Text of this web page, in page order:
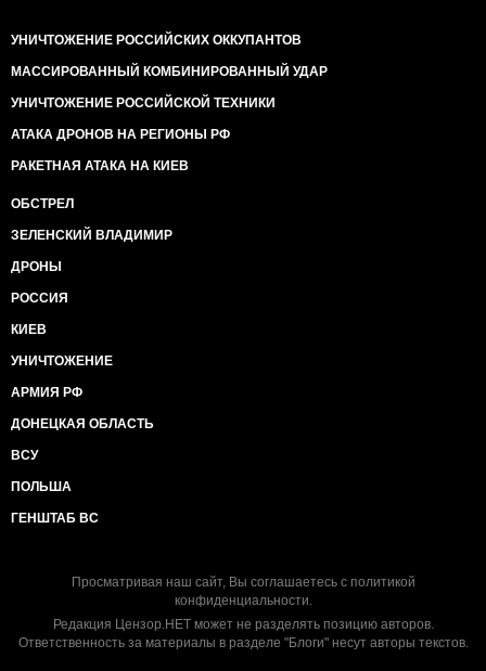
УНИЧТОЖЕНИЕ РОССИЙСКИХ ОККУПАНТОВ
МАССИРОВАННЫЙ КОМБИНИРОВАННЫЙ УДАР
УНИЧТОЖЕНИЕ РОССИЙСКОЙ ТЕХНИКИ
АТАКА ДРОНОВ НА РЕГИОНЫ РФ
РАКЕТНАЯ АТАКА НА КИЕВ
ОБСТРЕЛ
ЗЕЛЕНСКИЙ ВЛАДИМИР
ДРОНЫ
РОССИЯ
КИЕВ
УНИЧТОЖЕНИЕ
АРМИЯ РФ
ДОНЕЦКАЯ ОБЛАСТЬ
ВСУ
ПОЛЬША
ГЕНШТАБ ВС
Просматривая наш сайт, Вы соглашаетесь с политикой
конфиденциальности.
Редакция Цензор.НЕТ может не разделять позицию авторов.
Ответственность за материалы в разделе "Блоги" несут авторы текстов.